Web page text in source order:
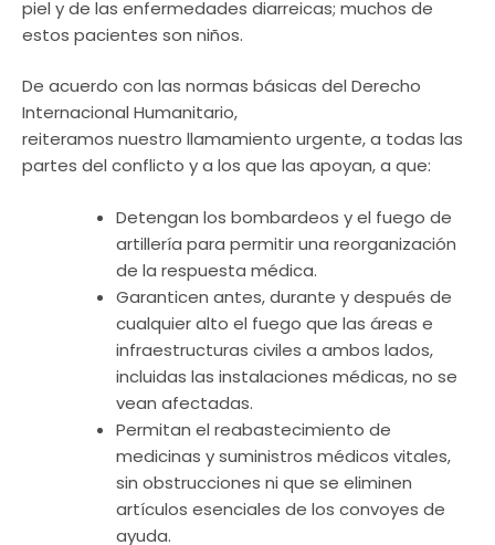
piel y de las enfermedades diarreicas; muchos de
estos pacientes son niños.
De acuerdo con las normas básicas del Derecho
Internacional Humanitario,
reiteramos nuestro llamamiento urgente, a todas las
partes del conflicto y a los que las apoyan, a que:
Detengan los bombardeos y el fuego de
artillería para permitir una reorganización
de la respuesta médica.
Garanticen antes, durante y después de
cualquier alto el fuego que las áreas e
infraestructuras civiles a ambos lados,
incluidas las instalaciones médicas, no se
vean afectadas.
Permitan el reabastecimiento de
medicinas y suministros médicos vitales,
sin obstrucciones ni que se eliminen
artículos esenciales de los convoyes de
ayuda.